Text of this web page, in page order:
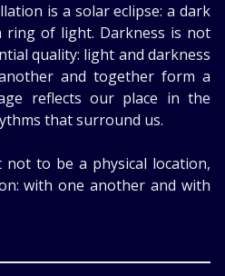
is a solar eclipse: a dark
ring of light. Darkness is not
quality: light and darkness
and together form a
reflects our place in the
that surround us.
to be a physical location,
with one another and with